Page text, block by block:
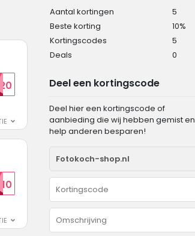
Aantal kortingen
5
Beste korting
10%
Kortingscodes
5
Deals
0
Deel een kortingscode
Deel hier een kortingscode of
aanbieding die wij hebben gemist en
help anderen besparen!